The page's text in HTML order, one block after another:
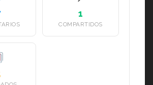
1
COMPARTIDOS